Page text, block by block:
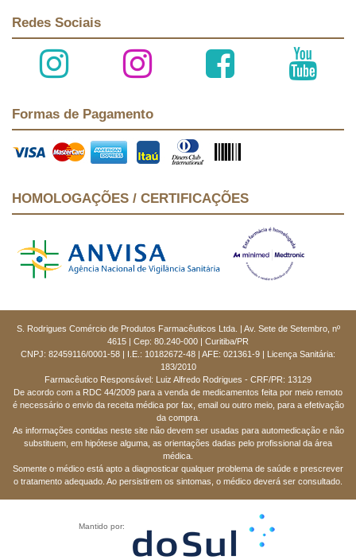
Redes Sociais
Formas de Pagamento
HOMOLOGAÇÕES / CERTIFICAÇÕES
S. Rodrigues Comércio de Produtos Farmacêuticos Ltda. | Av. Sete de Setembro, nº
4615 | Cep: 80.240-000 | Curitiba/PR
CNPJ: 82459116/0001-58 | I.E.: 10182672-48 | AFE: 021361-9 | Licença Sanitária:
183/2010
Farmacêutico Responsável: Luiz Alfredo Rodrigues - CRF/PR: 13129
De acordo com a RDC 44/2009 para a venda de medicamentos feita por meio remoto
é necessário o envio da receita médica por fax, email ou outro meio, para a efetivação
da compra.
As informações contidas neste site não devem ser usadas para automedicação e não
substituem, em hipótese alguma, as orientações dadas pelo profissional da área
médica.
Somente o médico está apto a diagnosticar qualquer problema de saúde e prescrever
o tratamento adequado. Ao persistirem os sintomas, o médico deverá ser consultado.
Mantido por: